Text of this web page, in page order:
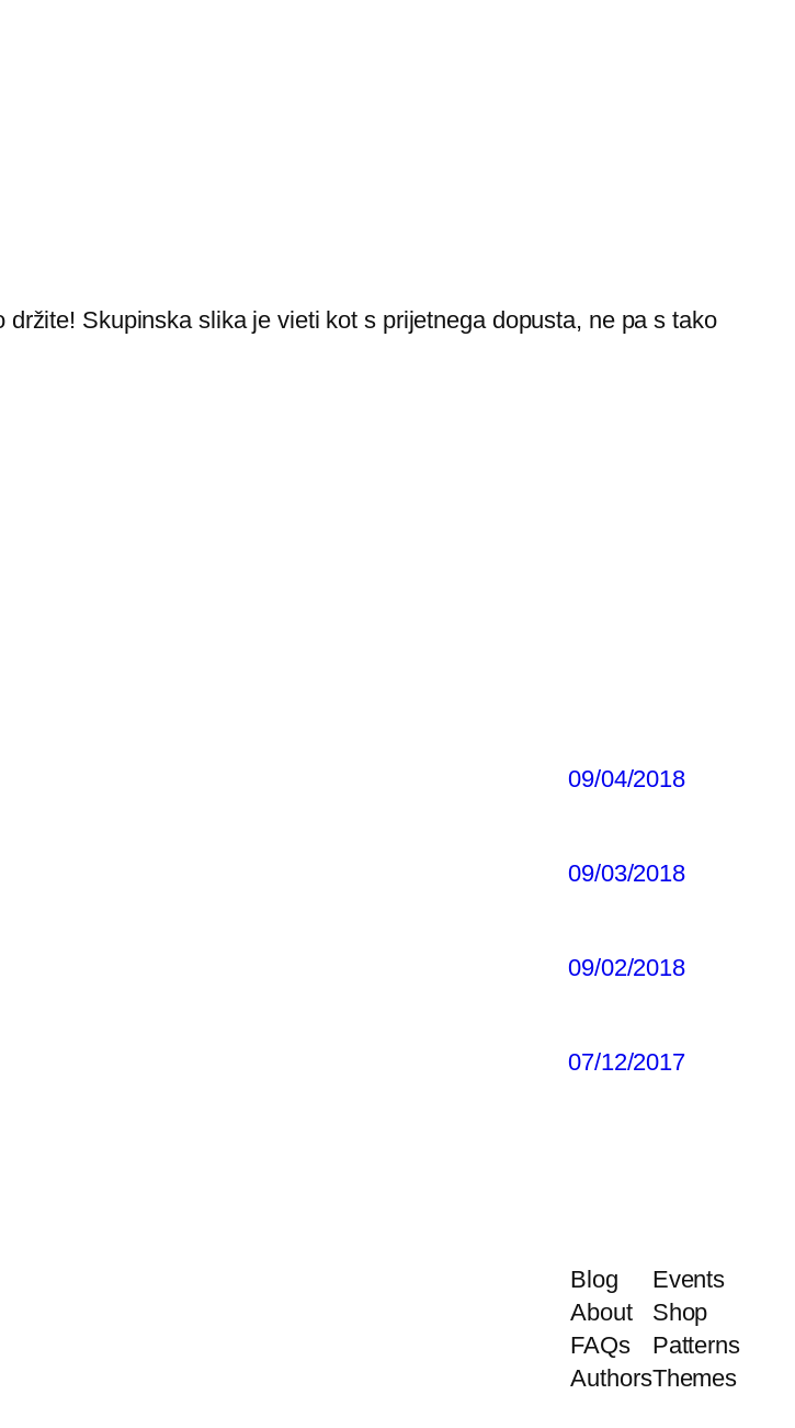
Skupinska slika je vieti kot s prijetnega dopusta, ne pa s tako
09/04/2018
09/03/2018
09/02/2018
07/12/2017
Blog
About
FAQs
Authors
Events
Shop
Patterns
Themes